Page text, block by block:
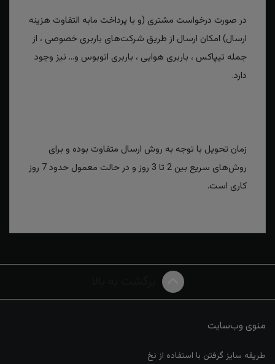
در صورت درخواست مشتری (و با پرداخت مابه التفاوت هزینه
ارسال) امکان ارسال از طریق شرکت‌های باربری خصوصی ، از
جمله تیپاکس ، باربری هوایی ، باربری اتوبوس و... نیز وجود
دارد.
زمان تحویل با توجه به روش ارسال متفاوت بوده و برای
روش‌های سریع بین 2 تا 3 روز و در حالت معمول حدود 7 روز
کاری است.
منوی وب‌سایت
طریقه سایز گرفتن با استفاده از نخ